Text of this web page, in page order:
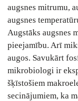
augsnes mitrumu,
augsnes
Augstāks augsnes
pieejamību. Arī
augos. Savukārt
mikrobiologi ir
šķīstošiem
secinājumiem, ka